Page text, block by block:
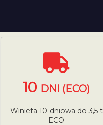
10 DNI (ECO)
Winieta 10-dniowa do 3,5 t
ECO